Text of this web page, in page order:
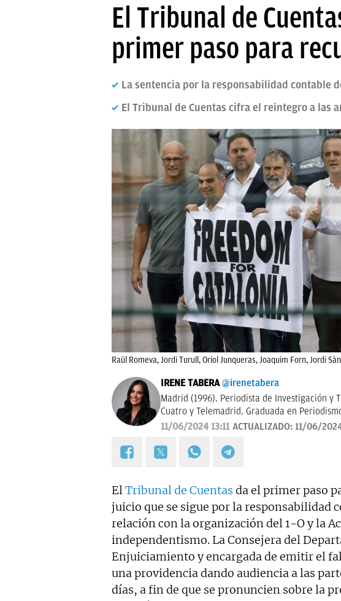
El Tribunal de
primer paso para
La sentencia por la responsabilidad contable
El Tribunal de Cuentas cifra el reintegro a las
Raül Romeva, Jordi Turull, Oriol Junqueras, Joaquim Forn, Jordi
IRENE TABERA @irenetabera
Madrid (1996). Periodista de Investigación y
Cuatro y Telemadrid. Graduada en
Madrid y máster en Televisión por la
11/06/2024 13:11 ACTUALIZADO: 11/06/
ElTribunal de Cuentas da el primer paso
juicio que se sigue por la responsabilidad
relación con la organización del 1-O y la
independentismo. La Consejera del
Enjuiciamiento y encargada de emitir el
una providencia dando audiencia a las
días, a fin de que se pronuncien sobre la